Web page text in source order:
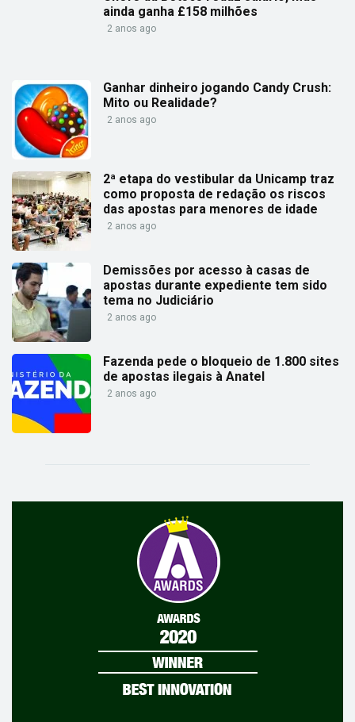
ainda ganha £158 milhões
2 anos ago
Ganhar dinheiro jogando Candy Crush:
Mito ou Realidade?
2 anos ago
2ª etapa do vestibular da Unicamp traz
como proposta de redação os riscos
das apostas para menores de idade
2 anos ago
Demissões por acesso à casas de
apostas durante expediente tem sido
tema no Judiciário
2 anos ago
Fazenda pede o bloqueio de 1.800 sites
de apostas ilegais à Anatel
2 anos ago